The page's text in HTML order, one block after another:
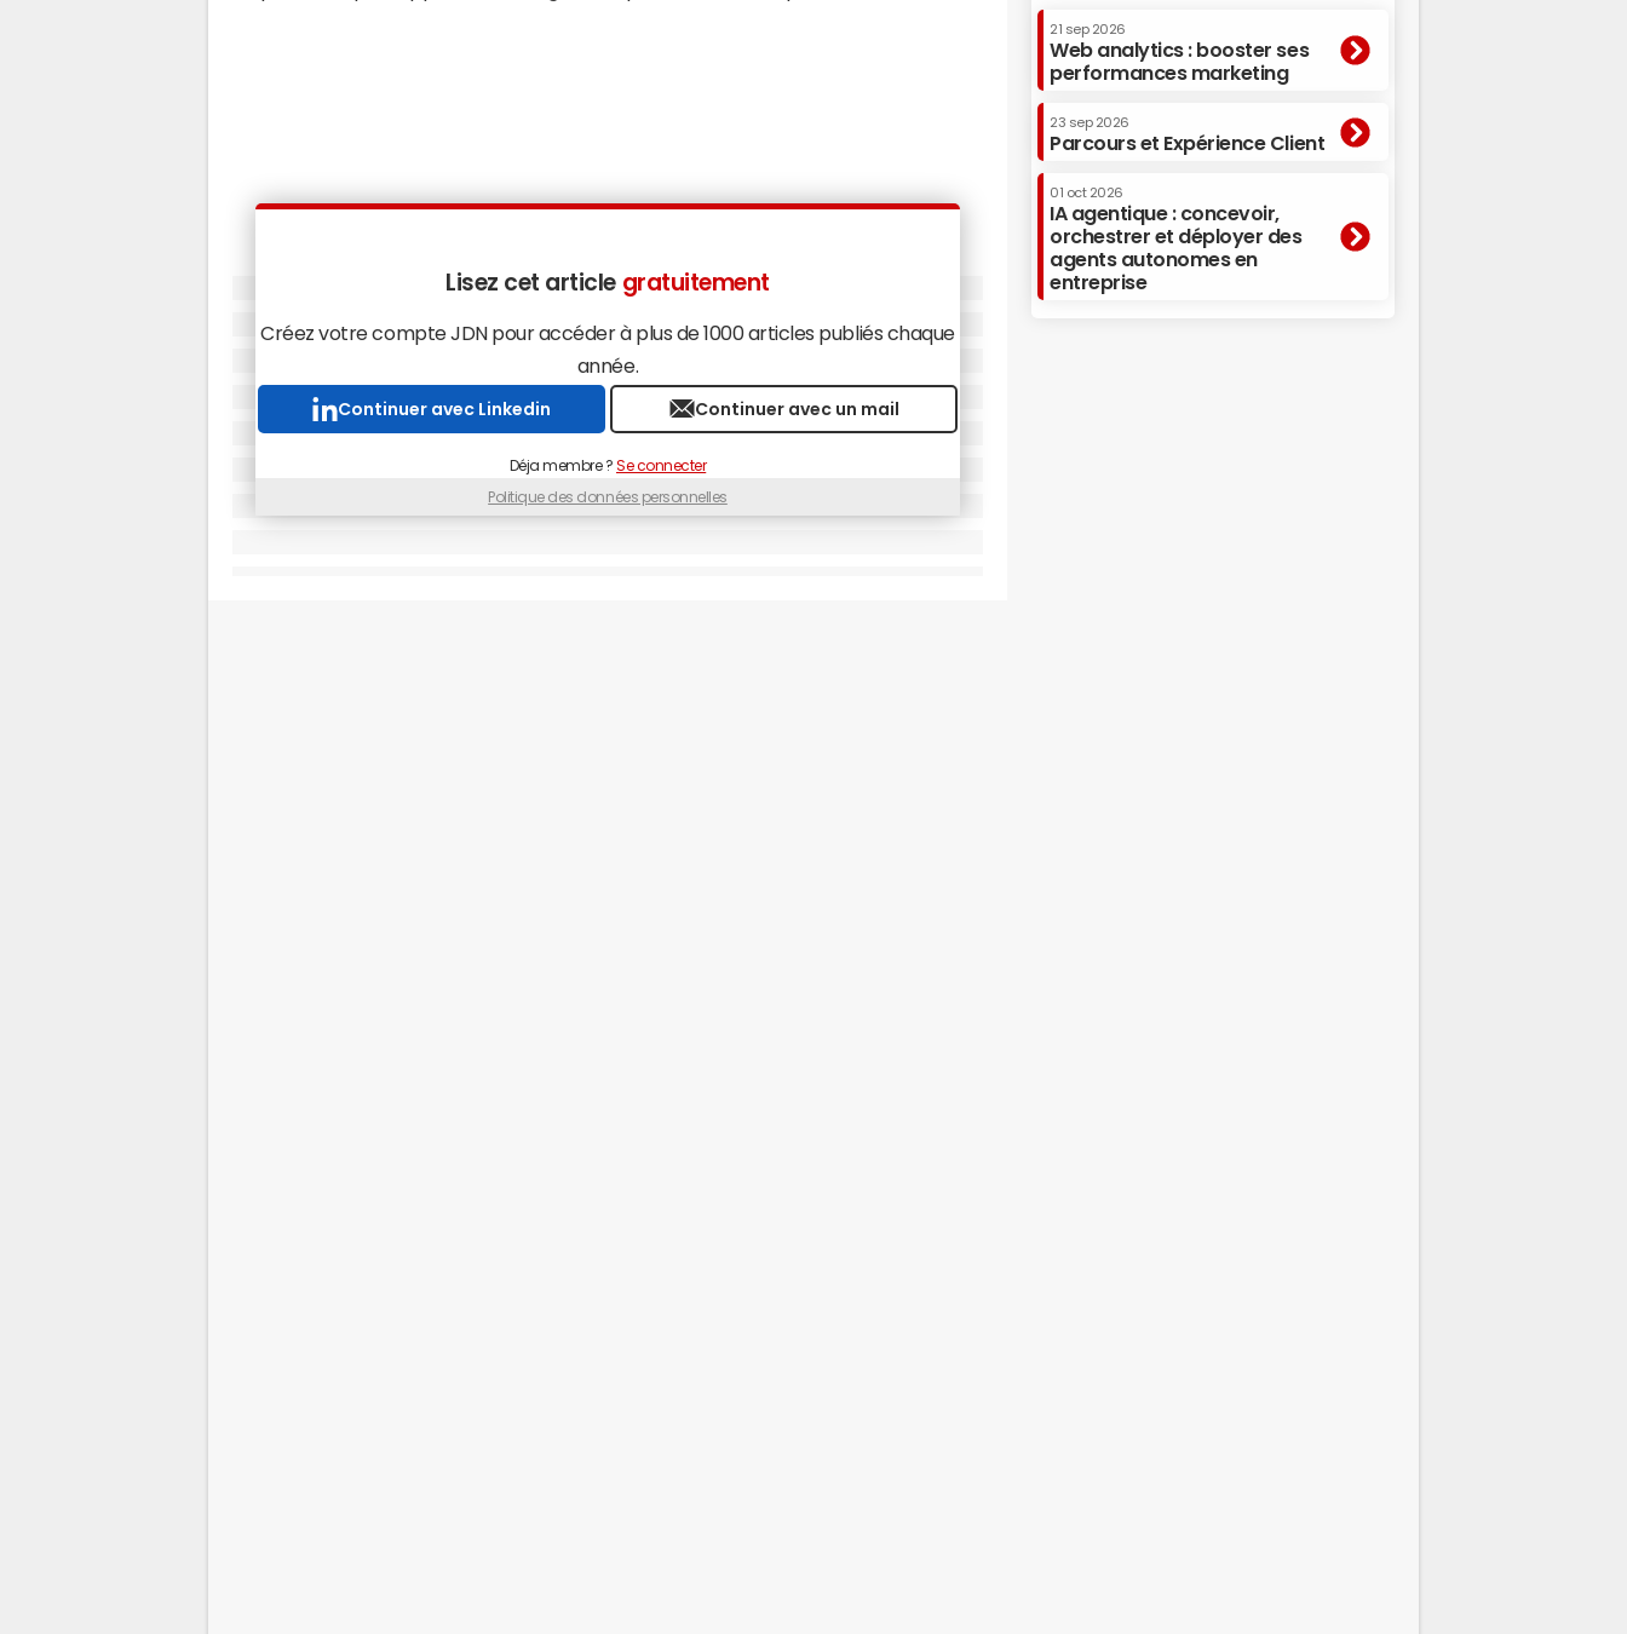
Lisez cet article gratuitement
Créez votre compte JDN pour accéder à plus de 1000 articles publiés chaque
année.
Continuer avec Linkedin Continuer avec un mail
Déja membre ? Se connecter
Politique des données personnelles
21 sep 2026
Web analytics : booster ses
performances marketing
23 sep 2026
Parcours et Expérience Client
01 oct 2026
IA agentique : concevoir,
orchestrer et déployer des
agents autonomes en
entreprise